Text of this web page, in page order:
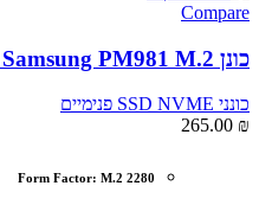
Compare
כונן 256GB SSD NVME Samsung PM981 M.2
כונני SSD NVME פנימיים
265.00 ₪
Form Factor: M.2 2280